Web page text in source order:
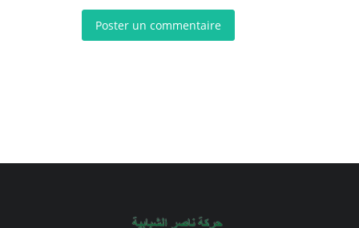
Poster un commentaire